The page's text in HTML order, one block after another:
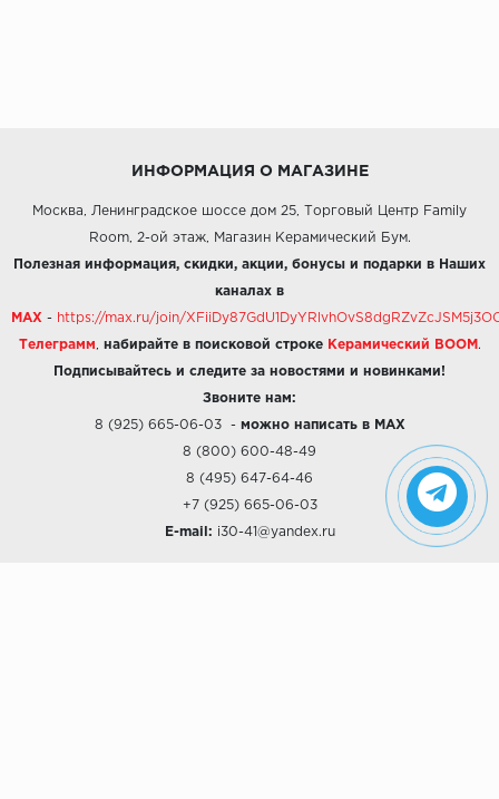
ИНФОРМАЦИЯ О МАГАЗИНЕ
Москва, Ленинградское шоссе дом 25, Торговый Центр Family
Room, 2-ой этаж, Магазин Керамический Бум.
Полезная информация, скидки, акции, бонусы и подарки в Наших
каналах в
MAX - https://max.ru/join/
Телеграмм набирайте в поисковой строке Керамический BOOM .
Подписывайтесь и следите за новостями и новинками!
Звоните нам:
8 (925) 665-06-03- можно написать в MAX
8 (800) 600-48-49
8 (495) 647-64-46
+7 (925) 665-06-03
E-mail: i30-41@yandex.ru